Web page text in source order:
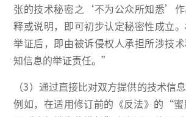
张的技术秘密之‘不为公众所知悉’
释或说明，即可初步认定秘密性成立
举证后，即由被诉侵权人承担所涉技
知信息的举证责任。”
（3）通过直接比对双方提供的技术信息
例如，在适用修订前的《反法》的“